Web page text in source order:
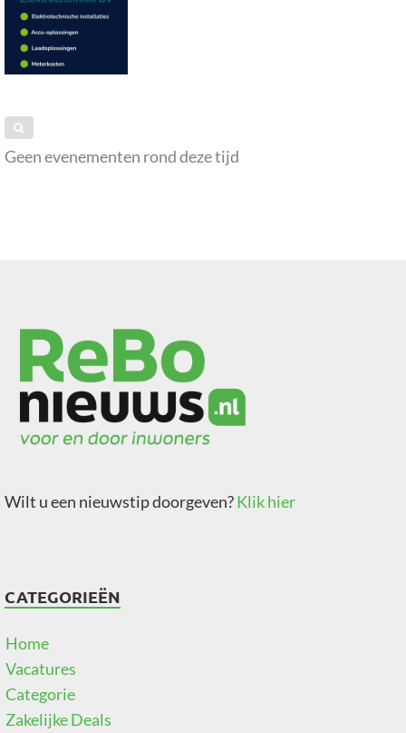
Geen evenementen rond deze tijd
Wilt u een nieuwstip doorgeven?Klik hier
CATEGORIEËN
Home
Vacatures
Categorie
Zakelijke Deals